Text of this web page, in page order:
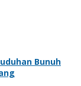
Bunuh